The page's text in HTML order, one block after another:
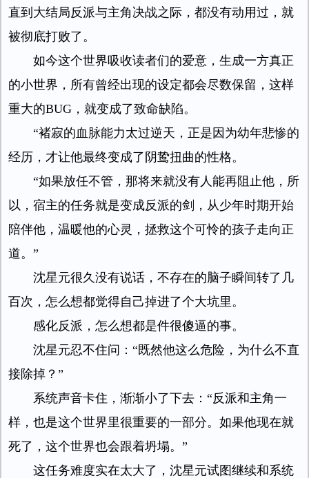
直到大结局反派与主角决战之际，都没有动用过，就
被彻底打败了。
如今这个世界吸收读者们的爱意，生成一方真正
的小世界，所有曾经出现的设定都会尽数保留，这样
重大的BUG，就变成了致命缺陷。
“褚寂的血脉能力太过逆天，正是因为幼年悲惨的
经历，才让他最终变成了阴鸷扭曲的性格。
“如果放任不管，那将来就没有人能再阻止他，所
以，宿主的任务就是变成反派的剑，从少年时期开始
陪伴他，温暖他的心灵，拯救这个可怜的孩子走向正
道。”
沈星元很久没有说话，不存在的脑子瞬间转了几
百次，怎么想都觉得自己掉进了个大坑里。
感化反派，怎么想都是件很傻逼的事。
沈星元忍不住问：“既然他这么危险，为什么不直
接除掉？”
系统声音卡住，渐渐小了下去：“反派和主角一
样，也是这个世界里很重要的一部分。如果他现在就
死了，这个世界也会跟着坍塌。”
这任务难度实在太大了，沈星元试图继续和系统